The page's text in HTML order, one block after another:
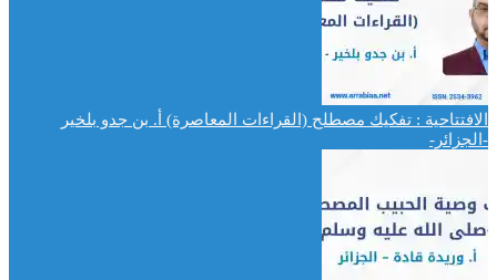
الافتتاحية : تفكيك مصطلح (القراءات المعاصرة) أ. بن جدو بلخير
-الجزائر-